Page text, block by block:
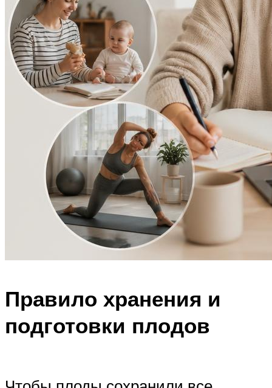
Правило хранения и
подготовки плодов